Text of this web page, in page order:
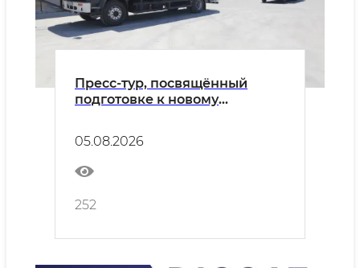
Пресс-тур, посвящённый
подготовке к новому
для учащихся первых классов
в регионы
05.08.2026
252